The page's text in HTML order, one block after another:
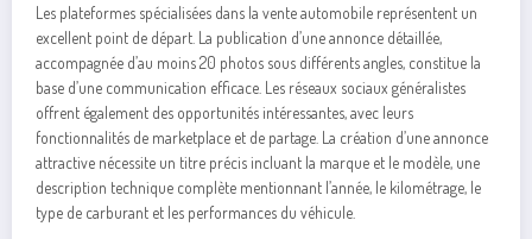
Les plateformes spécialisées dans la vente automobile représentent un
excellent point de départ. La publication d’une annonce détaillée,
accompagnée d’au moins 20 photos sous différents angles, constitue la
base d’une communication efficace. Les réseaux sociaux généralistes
offrent également des opportunités intéressantes, avec leurs
fonctionnalités de marketplace et de partage. La création d’une annonce
attractive nécessite un titre précis incluant la marque et le modèle, une
description technique complète mentionnant l’année, le kilométrage, le
type de carburant et les performances du véhicule.